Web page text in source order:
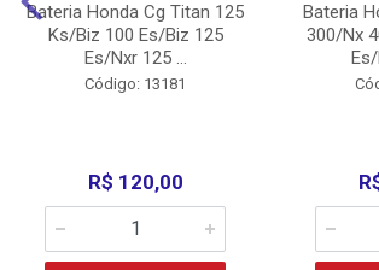
Bateria Honda Cg Titan 125
Ks/Biz 100 Es/Biz 125
Es/Nxr 125 ...
Código: 13181
R$ 120,00
Bateria
300/Nx